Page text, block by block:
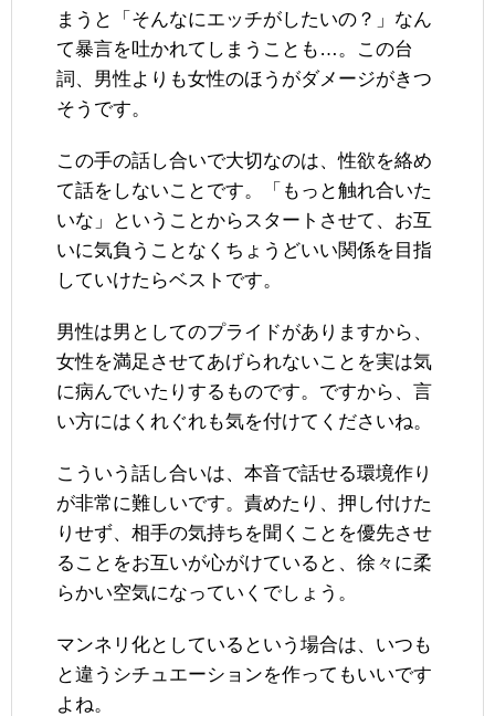
まうと「そんなにエッチがしたいの？」なん
て暴言を吐かれてしまうことも…。この台
詞、男性よりも女性のほうがダメージがきつ
そうです。
この手の話し合いで大切なのは、性欲を絡め
て話をしないことです。「もっと触れ合いた
いな」ということからスタートさせて、お互
いに気負うことなくちょうどいい関係を目指
していけたらベストです。
男性は男としてのプライドがありますから、
女性を満足させてあげられないことを実は気
に病んでいたりするものです。ですから、言
い方にはくれぐれも気を付けてくださいね。
こういう話し合いは、本音で話せる環境作り
が非常に難しいです。責めたり、押し付けた
りせず、相手の気持ちを聞くことを優先させ
ることをお互いが心がけていると、徐々に柔
らかい空気になっていくでしょう。
マンネリ化としているという場合は、いつも
と違うシチュエーションを作ってもいいです
よね。